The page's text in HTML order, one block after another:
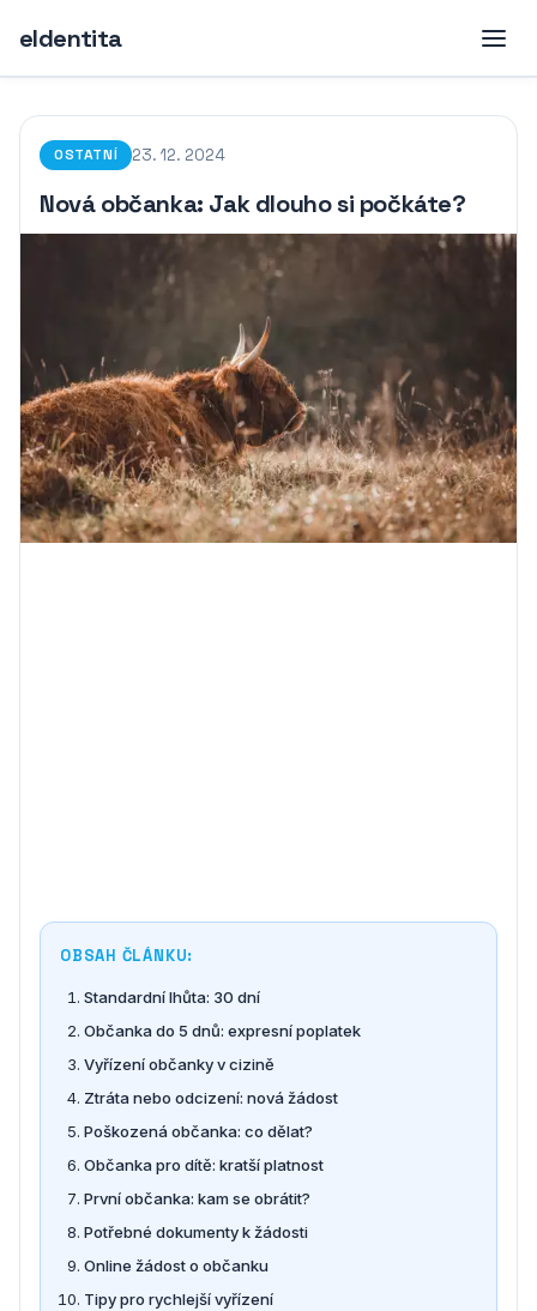
eIdentita
OSTATNÍ 23. 12. 2024
Nová občanka: Jak dlouho si počkáte?
OBSAH ČLÁNKU:
Standardní lhůta: 30 dní
Občanka do 5 dnů: expresní poplatek
Vyřízení občanky v cizině
Ztráta nebo odcizení: nová žádost
Poškozená občanka: co dělat?
Občanka pro dítě: kratší platnost
První občanka: kam se obrátit?
Potřebné dokumenty k žádosti
Online žádost o občanku
Tipy pro rychlejší vyřízení